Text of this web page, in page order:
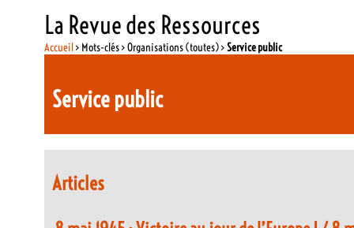
La Revue des Ressources
Accueil> Mots-clés > Organisations (toutes) >Service public
Service public
Articles